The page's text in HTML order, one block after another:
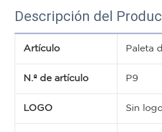
Descripción del
Artículo Paleta
N.º de artículo P9
LOGO Sin